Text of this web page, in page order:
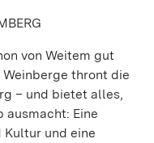
von Weitem gut
thront die
– und bietet alles,
ausmacht: Eine
und eine